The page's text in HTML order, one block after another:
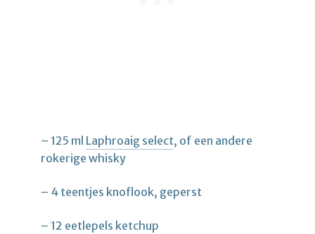
– 125 ml Laphroaig select, of een andere
rokerige whisky
– 4 teentjes knoflook, geperst
– 12 eetlepels ketchup